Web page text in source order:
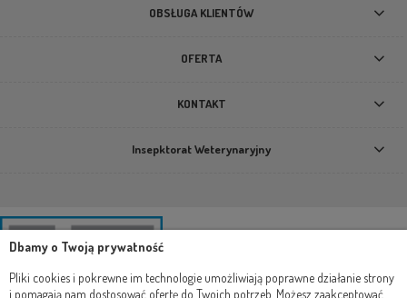
OBSŁUGA KLIENTÓW
OFERTA
KONTAKT
Insepktorat Weterynaryjny
Dbamy o Twoją prywatność
Pliki cookies i pokrewne im technologie umożliwiają poprawne działanie strony
i pomagają nam dostosować ofertę do Twoich potrzeb. Możesz zaakceptować